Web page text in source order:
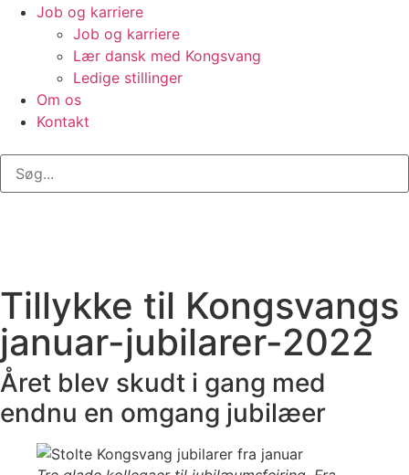
Job og karriere
Job og karriere
Lær dansk med Kongsvang
Ledige stillinger
Om os
Kontakt
Tillykke til Kongsvangs
januar-jubilarer-2022
Året blev skudt i gang med
endnu en omgang jubilæer